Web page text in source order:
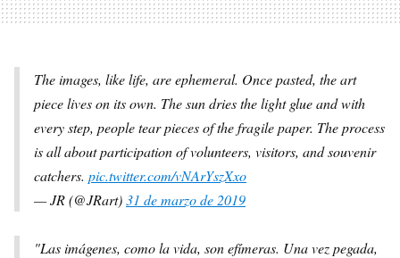
The images, like life, are ephemeral. Once pasted, the art
piece lives on its own. The sun dries the light glue and with
every step, people tear pieces of the fragile paper. The process
is all about participation of volunteers, visitors, and souvenir
catchers. pic.twitter.com/vNArYszXxo
— JR (@JRart)31 de marzo de 2019
"Las imágenes, como la vida, son efímeras. Una vez pegada,